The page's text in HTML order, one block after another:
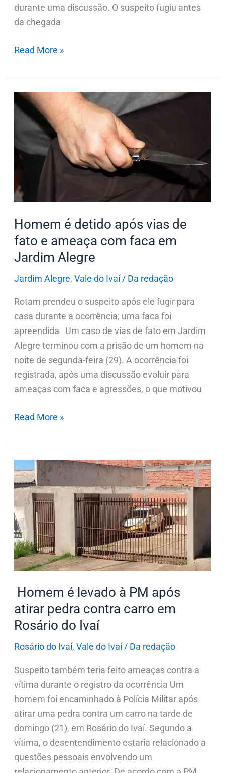
durante uma discussão. O suspeito fugiu antes
da chegada
Read More »
Homem é detido após vias de
fato e ameaça com faca em
Jardim Alegre
Jardim Alegre, Vale do Ivaí/ Da redação
Rotam prendeu o suspeito após ele fugir para
casa durante a ocorrência; uma faca foi
apreendida Um caso de vias de fato em Jardim
Alegre terminou com a prisão de um homem na
noite de segunda-feira (29). A ocorrência foi
registrada, após uma discussão evoluir para
ameaças com faca e agressões, o que motivou
Homem
detido
vias
de
fato
e
com
faca
em
Jardim
Read More »
Homem é levado à PM após
atirar pedra contra carro em
Rosário do Ivaí
Rosário do Ivaí, Vale do Ivaí/ Da redação
Suspeito também teria feito ameaças contra a
vítima durante o registro da ocorrência Um
homem foi encaminhado à Polícia Militar após
atirar uma pedra contra um carro na tarde de
domingo (21), em Rosário do Ivaí. Segundo a
vítima, o desentendimento estaria relacionado a
questões pessoais envolvendo um
Homem
é
levado
à
PM
após
atirar
pedra
carro
em
Rosário
do